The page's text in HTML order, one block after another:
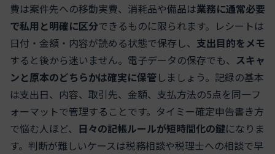
費は案件先への移動実費、消耗品や備品は業務に通常必要
で私用と明確に区分できるものに限られます。レシートは
日付・金額・内容が読める状態で保存し、 支出目的をメモ
すると後から迷いません。電子データの保存でも、 スキャ
ンと原本のどちらかは確実に保管しましょう。記録の基本
は支出日、内容、取引先、金額、支払方法の5点を同一フ
ォーマットで管理することです。タイミー確定申告書き方
で悩む人ほど、 日々の記帳ルールが短時間化の鍵になりま
す。判断が難しいケースは税務相談や税理士への相談で早